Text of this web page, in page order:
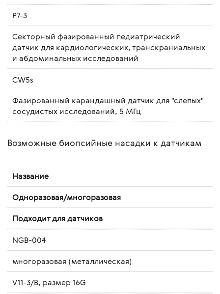
P7-3
Секторный фазированный педиатрический
датчик для кардиологических, транскраниальных
и абдоминальных исследований
CW5s
Фазированный карандашный датчик для "слепых"
сосудистых исследований, 5 МГц
Возможные биопсийные насадки к датчикам
Название
Одноразовая/многоразовая
Подходит для датчиков
NGB-004
многоразовая (металлическая)
V11-3/B, размер 16G